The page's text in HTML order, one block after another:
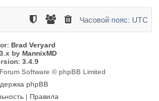
Часовой пояс: UTC
Brad Veryard
by MannixMD
3.4.9
Software © phpBB Limited
phpBB
| Правила